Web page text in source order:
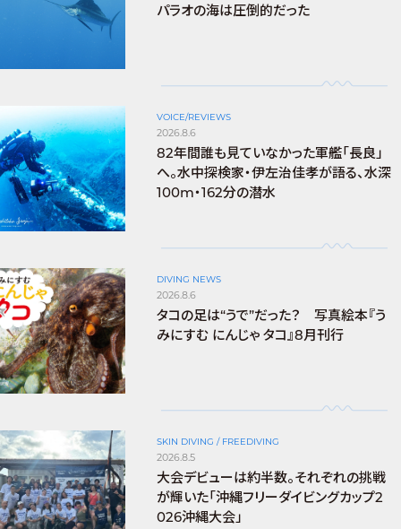
パラオの海は圧倒的だった
VOICE/REVIEWS
2026.8.6
82年間誰も見ていなかった軍艦「長良」
へ。水中探検家・伊左治佳孝が語る、水深
100m・162分の潜水
DIVING NEWS
2026.8.6
タコの足は“うで”だった？ 写真絵本『う
みにすむ にんじゃ タコ』8月刊行
SKIN DIVING / FREEDIVING
2026.8.5
大会デビューは約半数。それぞれの挑戦
が輝いた「沖縄フリーダイビングカップ2
026沖縄大会」